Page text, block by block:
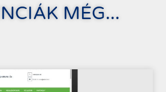
MÉG...